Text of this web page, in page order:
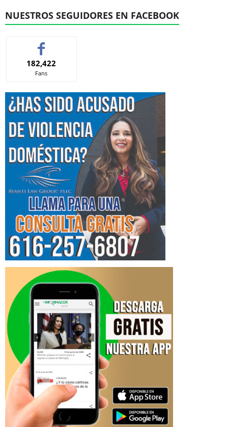
NUESTROS SEGUIDORES EN FACEBOOK
182,422
Fans